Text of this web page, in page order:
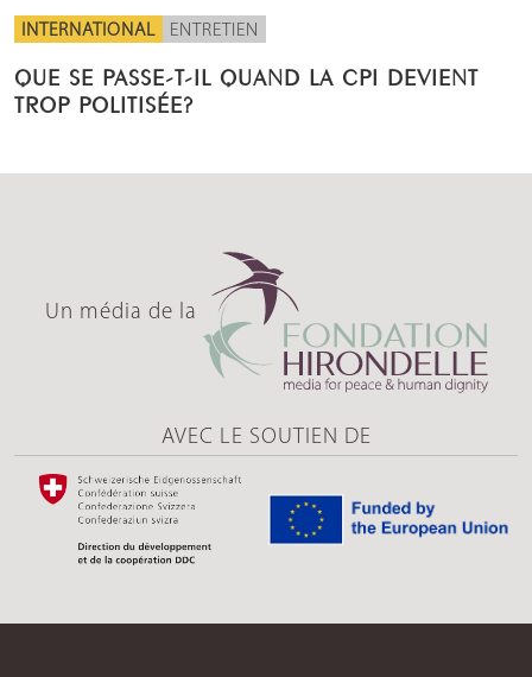
INTERNATIONAL ENTRETIEN
QUE SE PASSE-T-IL QUAND LA CPI DEVIENT
TROP POLITISÉE?
Un média de la
AVEC LE SOUTIEN DE